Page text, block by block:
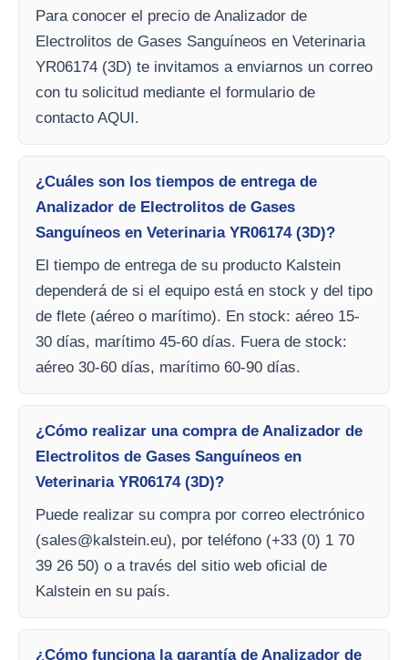
Para conocer el precio de Analizador de
Electrolitos de Gases Sanguíneos en Veterinaria
YR06174 (3D) te invitamos a enviarnos un correo
con tu solicitud mediante el formulario de
contacto AQUI.
¿Cuáles son los tiempos de entrega de
Analizador de Electrolitos de Gases
Sanguíneos en Veterinaria YR06174 (3D)?
El tiempo de entrega de su producto Kalstein
dependerá de si el equipo está en stock y del tipo
de flete (aéreo o marítimo). En stock: aéreo 15-
30 días, marítimo 45-60 días. Fuera de stock:
aéreo 30-60 días, marítimo 60-90 días.
¿Cómo realizar una compra de Analizador de
Electrolitos de Gases Sanguíneos en
Veterinaria YR06174 (3D)?
Puede realizar su compra por correo electrónico
(sales@kalstein.eu), por teléfono (+33 (0) 1 70
39 26 50) o a través del sitio web oficial de
Kalstein en su país.
¿Cómo funciona la garantía de Analizador de